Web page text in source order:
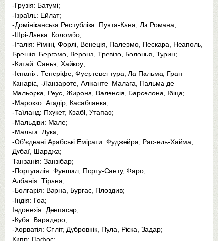
-Грузія: Батумі;
-Ізраїль: Ейлат;
-Домініканська Республіка: Пунта-Кана, Ла Романа;
-Шрі-Ланка: Коломбо;
-Італія: Ріміні, Форлі, Венеція, Палермо, Пескара, Неаполь,
Брешія, Бергамо, Верона, Тревізо, Болонья, Турин;
-Китай: Санья, Хайкоу;
-Іспанія: Тенеріфе, Фуертевентура, Ла Пальма, Гран
Канаріа, -Ланзароте, Аліканте, Малага, Пальма де
Мальорка, Реус, Жирона, Валенсія, Барселона, Ібіца;
-Марокко: Агадір, Касабланка;
-Таїланд: Пхукет, Крабі, Утапао;
-Мальдіви: Мале;
-Мальта: Лука;
-Об’єднані Арабські Емірати: Фуджейра, Рас-ель-Хайма,
Дубаї, Шарджа;
Танзанія: Занзібар;
-Португалія: Фуншал, Порту-Санту, Фаро;
Албанія: Тірана;
-Болгарія: Варна, Бургас, Пловдив;
-Індія: Гоа;
Індонезія: Денпасар;
-Куба: Варадеро;
-Хорватія: Спліт, Дубровнік, Пула, Рієка, Задар;
Кипр: Пафос;